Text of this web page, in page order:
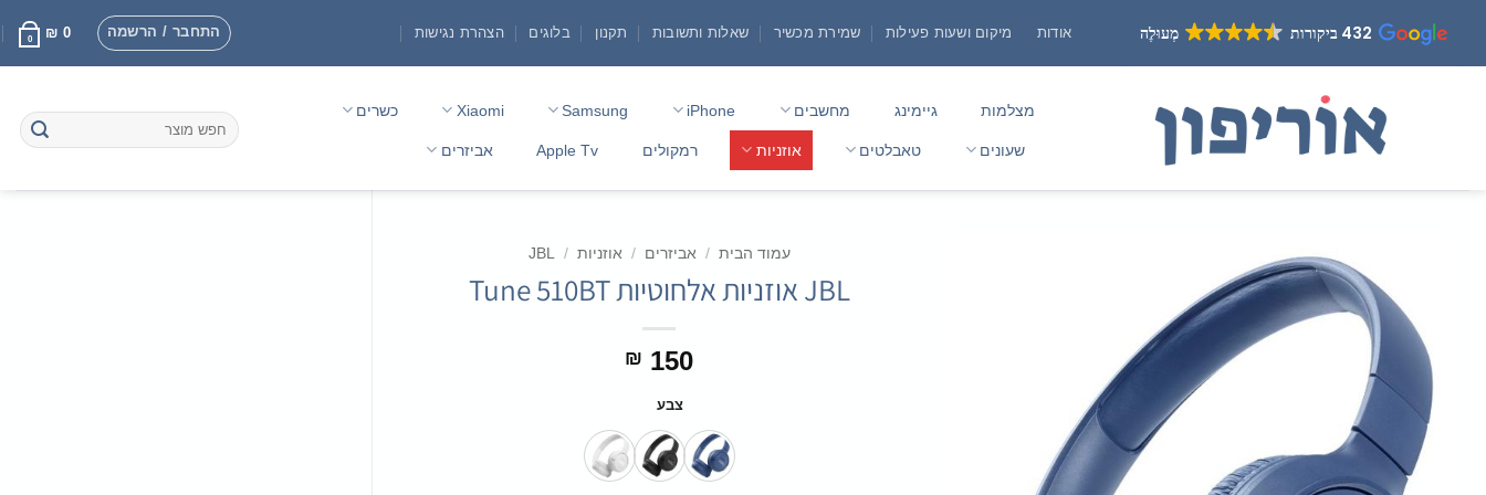
content
מְעוּלֶה 432 ביקורות אודות מיקום ושעות פעילות שמירת מכשיר שאלות ותשובות תקנון בלוגים הצהרת נגישות התחבר / הרשמה ₪ 0
0
מצלמות גיימינג מחשבים iPhone
Samsung
Xiaomi כשרים
שעונים טאבלטים אוזניות רמקולים Apple Tv אביזרים
חיפוש
עבור:
עמוד הבית / אביזרים / אוזניות /
JBL
JBL אוזניות אלחוטיות Tune 510BT
₪ 150
צבע